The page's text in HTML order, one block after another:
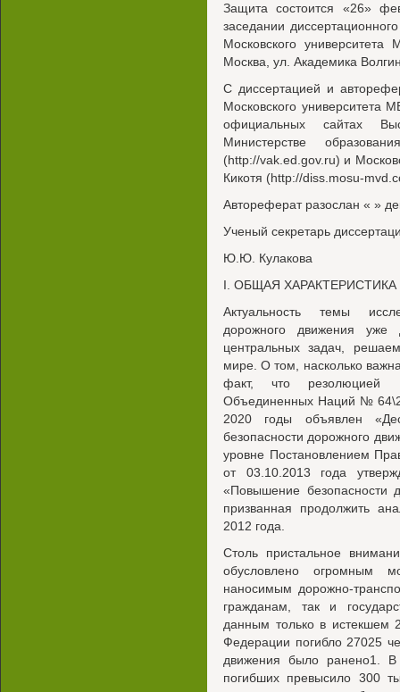
Защита состоится «26»
заседании
Московского
Москва, ул. Академика
С диссертацией и
Московского университета
официальных сайтах
Министерстве
(http://vak.ed.gov.ru) и
Кикотя (http://diss.mosu-
Автореферат разослан « »
Ученый секретарь
Ю.Ю. Кулакова
I. ОБЩАЯ
Актуальность темы
дорожного движения уже
центральных задач,
мире. О том, насколько
факт, что резолюцией
Объединенных Наций №
2020 годы объявлен
безопасности дорожного
уровне Постановлением
от 03.10.2013 года
«Повышение безопасности
призванная продолжить
2012 года.
Столь пристальное
обусловлено огромным
наносимым дорожно-
гражданам, так и
данным только в истекшем
Федерации погибло 27025
движения было ранено1.
погибших превысило 300